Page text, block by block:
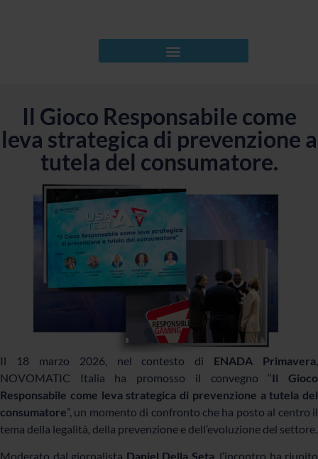
Il Gioco Responsabile come
leva strategica di prevenzione a
tutela del consumatore.
Il 18 marzo 2026, nel contesto di ENADA Primavera,
NOVOMATIC Italia ha promosso il convegno “Il Gioco
Responsabile come leva strategica di prevenzione a tutela del
consumatore”, un momento di confronto che ha posto al centro il
tema della legalità, della prevenzione e dell’evoluzione del settore.
Moderato dal giornalista Daniel Della Seta, l’incontro ha riunito